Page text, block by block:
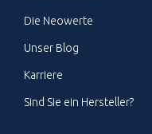
Die Neowerte
Unser Blog
Karriere
Sind Sie ein Hersteller?